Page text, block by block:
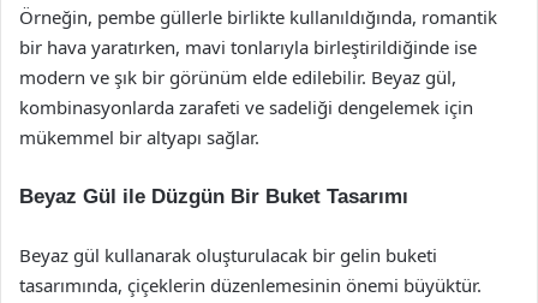
Örneğin, pembe güllerle birlikte kullanıldığında, romantik
bir hava yaratırken, mavi tonlarıyla birleştirildiğinde ise
modern ve şık bir görünüm elde edilebilir. Beyaz gül,
kombinasyonlarda zarafeti ve sadeliği dengelemek için
mükemmel bir altyapı sağlar.
Beyaz Gül ile Düzgün Bir Buket Tasarımı
Beyaz gül kullanarak oluşturulacak bir gelin buketi
tasarımında, çiçeklerin düzenlemesinin önemi büyüktür.